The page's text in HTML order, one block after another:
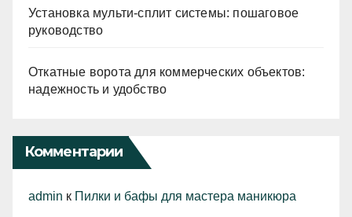
Установка мульти-сплит системы: пошаговое
руководство
Откатные ворота для коммерческих объектов:
надежность и удобство
Комментарии
admin к Пилки и бафы для мастера маникюра